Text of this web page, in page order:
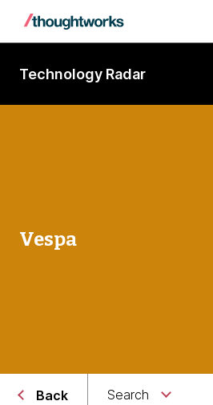
Technology Radar
Vespa
Back Search